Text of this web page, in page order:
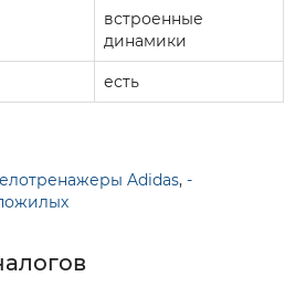
встроенные
динамики
есть
Adidas, -